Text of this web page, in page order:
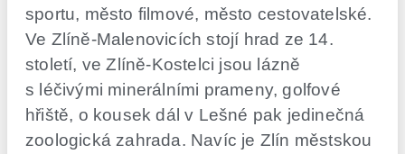
sportu, město filmové, město cestovatelské.
Ve Zlíně-Malenovicích stojí hrad ze 14.
století, ve Zlíně-Kostelci jsou lázně
s léčivými minerálními prameny, golfové
hřiště, o kousek dál v Lešné pak jedinečná
zoologická zahrada. Navíc je Zlín městskou